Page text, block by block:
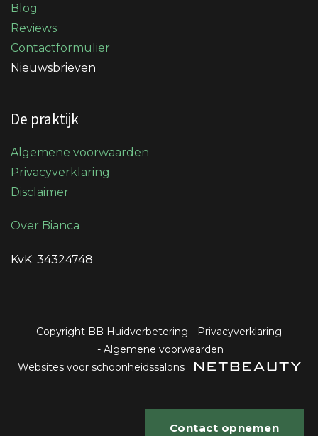
Blog
Reviews
Contactformulier
Nieuwsbrieven
De praktijk
Algemene voorwaarden
Privacyverklaring
Disclaimer
Over Bianca
KvK: 34324748
Copyright BB Huidverbetering - Privacyverklaring
- Algemene voorwaarden
Websites voor schoonheidssalons
Contact opnemen